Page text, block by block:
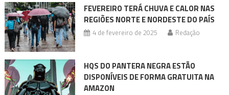
FEVEREIRO TERÁ CHUVA E CALOR NAS
REGIÕES NORTE E NORDESTE DO PAÍS
4 de fevereiro de 2025 Redação
HQS DO PANTERA NEGRA ESTÃO
DISPONÍVEIS DE FORMA GRATUITA NA
AMAZON